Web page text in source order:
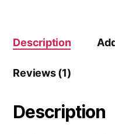
Description
Reviews (1)
Description